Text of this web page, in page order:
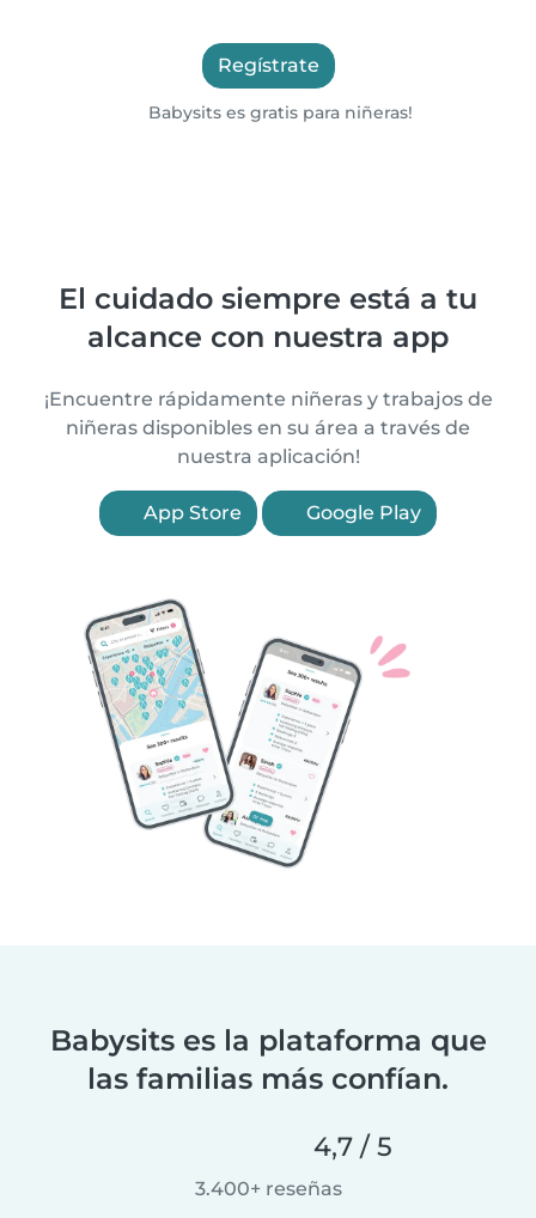
Regístrate
Babysits es gratis para niñeras!
El cuidado siempre está a tu
alcance con nuestra app
¡Encuentre rápidamente niñeras y trabajos de
niñeras disponibles en su área a través de
nuestra aplicación!
App Store Google Play
Babysits es la plataforma que
las familias más confían.
4,7 / 5
3.400+ reseñas